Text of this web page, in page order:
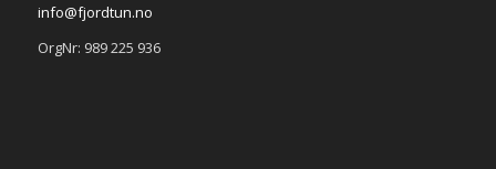
info@fjordtun.no
OrgNr: 989 225 936